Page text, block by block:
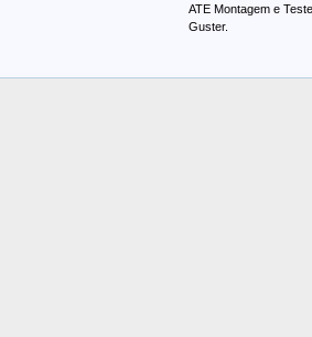
ATE Montagem e
Guster.